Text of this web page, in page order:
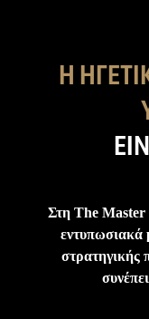
Η
Στη The Master
εντυπωσιακά
στρατηγικής